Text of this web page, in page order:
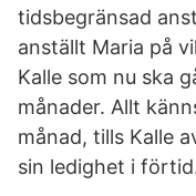
tidsbegränsad
anställt Maria på
Kalle som nu ska
månader. Allt
månad, tills Kalle
sin ledighet i